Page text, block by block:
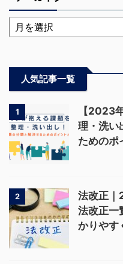
人気記事一覧
1
【2023
理・洗い
ためのポ
2
法改正
法改正一
かりやす